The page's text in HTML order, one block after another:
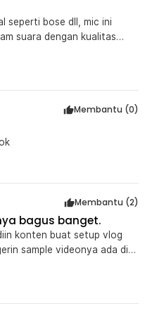
seperti bose dll, mic ini
suara dengan kualitas
Membantu (0)
Membantu (2)
bagus banget.
konten buat setup vlog